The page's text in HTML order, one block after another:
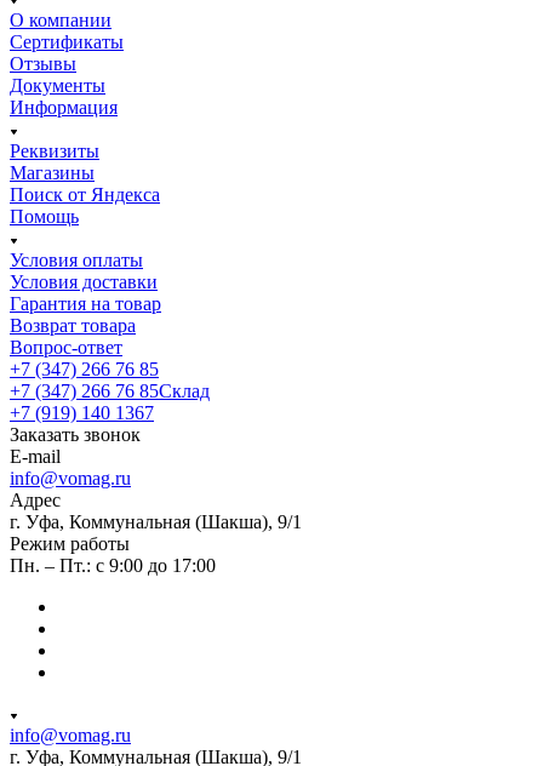
О компании
Сертификаты
Отзывы
Документы
Информация
Реквизиты
Магазины
Поиск от Яндекса
Помощь
Условия оплаты
Условия доставки
Гарантия на товар
Возврат товара
Вопрос-ответ
+7 (347) 266 76 85
+7 (347) 266 76 85Склад
+7 (919) 140 1367
Заказать звонок
E-mail
info@vomag.ru
Адрес
г. Уфа, Коммунальная (Шакша), 9/1
Режим работы
Пн. – Пт.: с 9:00 до 17:00
info@vomag.ru
г. Уфа, Коммунальная (Шакша), 9/1